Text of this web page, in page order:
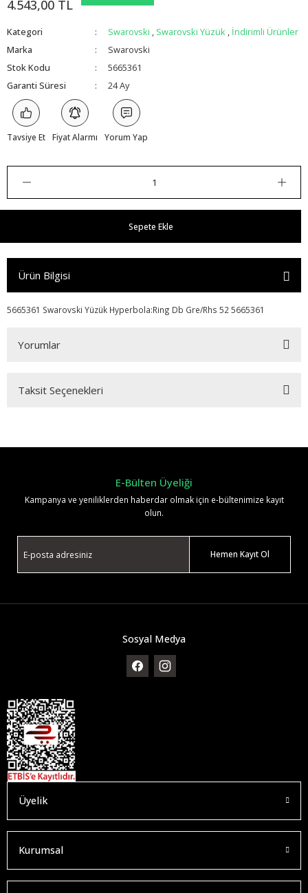
4.543,00 TL
Kategori Swarovski , Swarovski Yüzük , İndirimli Ürünler
Marka
Swarovski
Stok Kodu
5665361
Garanti Süresi
24 Ay
Tavsiye Et Fiyat Alarmı Yorum Yap
Sepete Ekle
Ürün Bilgisi
5665361 Swarovski Yüzük Hyperbola:Ring Db Gre/Rhs 52 5665361
Yorumlar
Taksit Seçenekleri
E-Bülten Üyeliği
Kampanya ve yeniliklerden haberdar olmak için e-bültenimize kayıt
olun.
Hemen Kayıt Ol
Sosyal Medya
Üyelik
Kurumsal